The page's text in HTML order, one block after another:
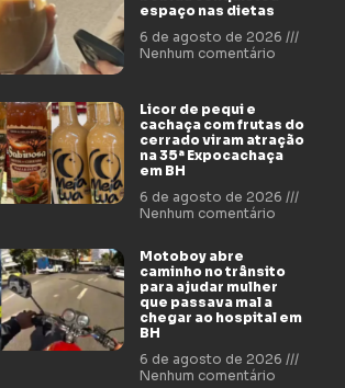
espaço nas dietas
6 de agosto de 2026
Nenhum comentário
Licor de pequi e
cachaça com frutas do
cerrado viram atração
na 35ª Expocachaça
em BH
6 de agosto de 2026
Nenhum comentário
Motoboy abre
caminho no trânsito
para ajudar mulher
que passava mal a
chegar ao hospital em
BH
6 de agosto de 2026
Nenhum comentário